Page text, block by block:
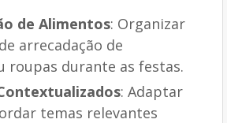
de Alimentos: Organizar
arrecadação de
roupas durante as festas.
: Adaptar
temas relevantes